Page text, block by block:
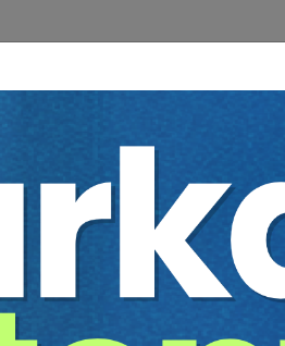
ile Maillerin Denetimi